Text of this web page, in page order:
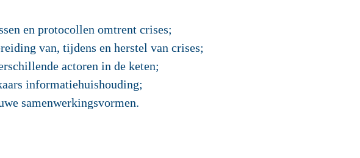
en protocollen omtrent crises;
van, tijdens en herstel van crises;
actoren in de keten;
informatiehuishouding;
samenwerkingsvormen.